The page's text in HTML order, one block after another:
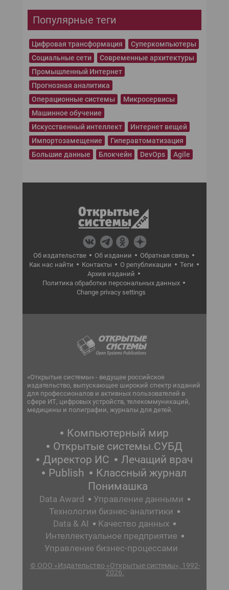
Популярные теги
Цифровая трансформация
Суперкомпьютеры
Социальные сети
Современные архитектуры
Промышленный Интернет
Прогнозная аналитика
Операционные системы
Микросервисы
Машинное обучение
Искусственный интеллект
Интернет вещей
Импортозамещение
Гиперавтоматизация
Большие данные
Блокчейн DevOps Agile
Об издательстве Об издании
Обратная связь
Как нас найти
Контакты О републикации
Теги
Архив изданий
Политика обработки персональных данных
Change privacy settings
«Открытые системы» - ведущее российское
издательство, выпускающее широкий спектр изданий
для профессионалов и активных пользователей в
сфере ИТ, цифровых устройств, телекоммуникаций,
медицины и полиграфии, журналы для детей.
Компьютерный мир
Открытые системы.СУБД
Директор ИС
Лечащий врач
Publish
Классный журнал
Понимашка
Data Award
Управление данными
Технологии бизнес-аналитики
Data & AI
Качество данных
Интеллектуальное предприятие
Управление бизнес-процессами
© ООО «Издательство «Открытые системы», 1992-
2026.